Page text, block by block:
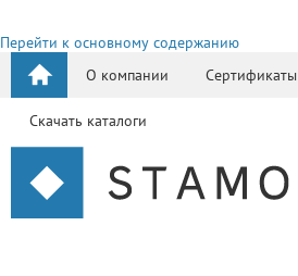
Перейти к основному содержанию
О компании
Сертификаты
Скачать каталоги